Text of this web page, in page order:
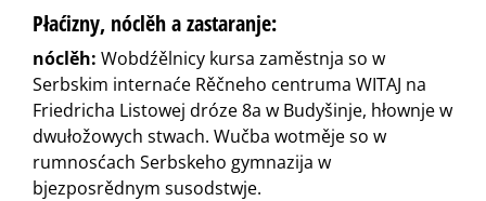
Płaćizny, nóclěh a zastaranje:
nóclěh: Wobdźělnicy kursa zaměstnja so w
Serbskim internaće Rěčneho centruma WITAJ na
Friedricha Listowej dróze 8a w Budyšinje, hłownje w
dwułožowych stwach. Wučba wotměje so w
rumnosćach Serbskeho gymnazija w
bjezposrědnym susodstwje.